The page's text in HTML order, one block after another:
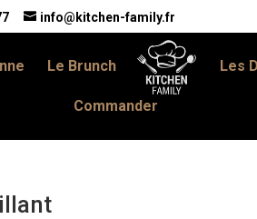
info@kitchen-family.fr
Le Brunch Les
Commander